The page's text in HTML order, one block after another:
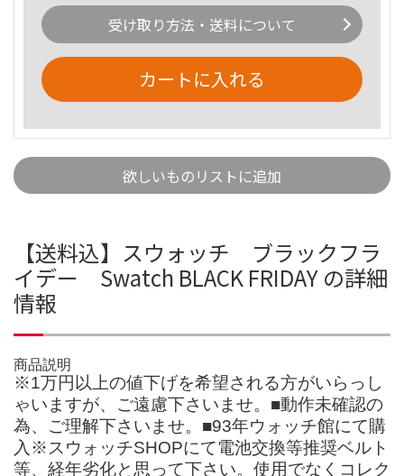
受け取り方法・送料について
カートに入れる
欲しいものリストに追加
【送料込】スウォッチ ブラックフラ
イデー Swatch BLACK FRIDAY の詳細
情報
商品説明
※1万円以上の値下げを希望される方がいらっし
ゃいますが、ご遠慮下さいませ。■動作未確認の
為、ご理解下さいませ。■93年ウォッチ館にて購
入※スウォッチSHOPにて電池交換等推奨ベルト
等、経年劣化と思って下さい。使用でなくコレク